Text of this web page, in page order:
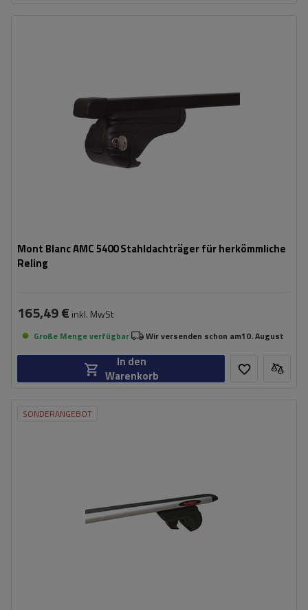
Mont Blanc AMC 5400 Stahldachträger für herkömmliche
Reling
165,49 € inkl. MwSt
Große Menge verfügbar Wir versenden schon am10. August
In den
Warenkorb
SONDERANGEBOT